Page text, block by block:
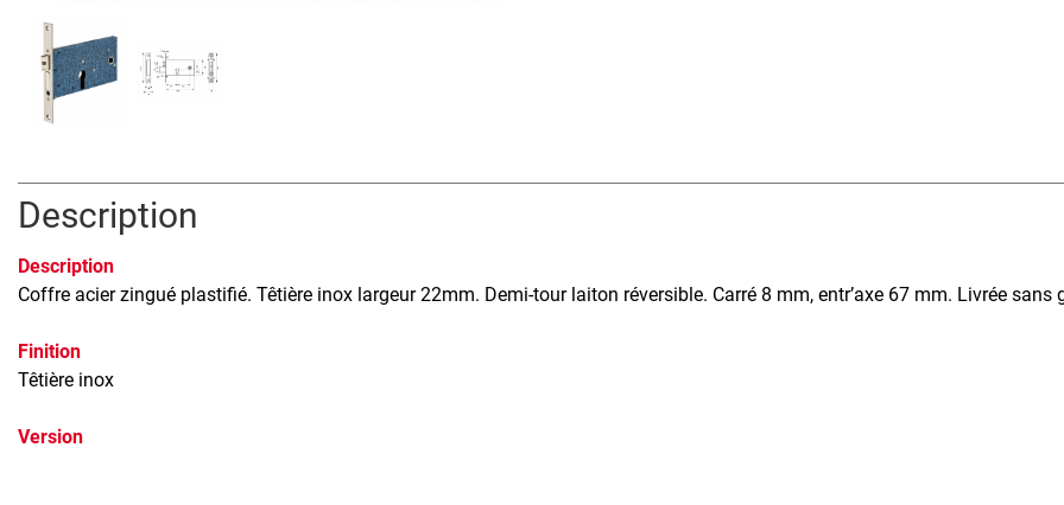
Description
Description
Coffre acier zingué plastifié. Têtière inox largeur 22mm. Demi-tour laiton réversible. Carré 8 mm, entr’axe 67 mm. Livrée sans
Finition
Têtière inox
Version